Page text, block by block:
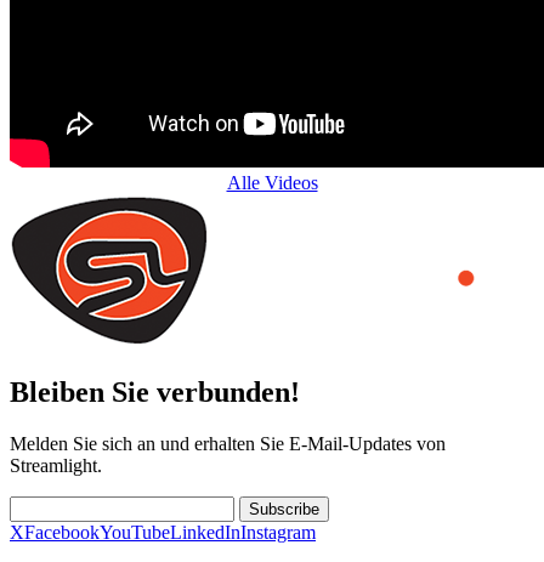
Alle Videos
Bleiben Sie verbunden!
Melden Sie sich an und erhalten Sie E-Mail-Updates von
Streamlight.
Subscribe
XFacebookYouTubeLinkedInInstagram